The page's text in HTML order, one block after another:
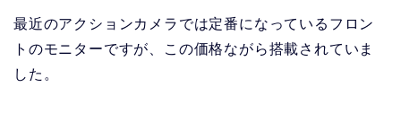
最近のアクションカメラでは定番になっているフロン
トのモニターですが、この価格ながら搭載されていま
した。